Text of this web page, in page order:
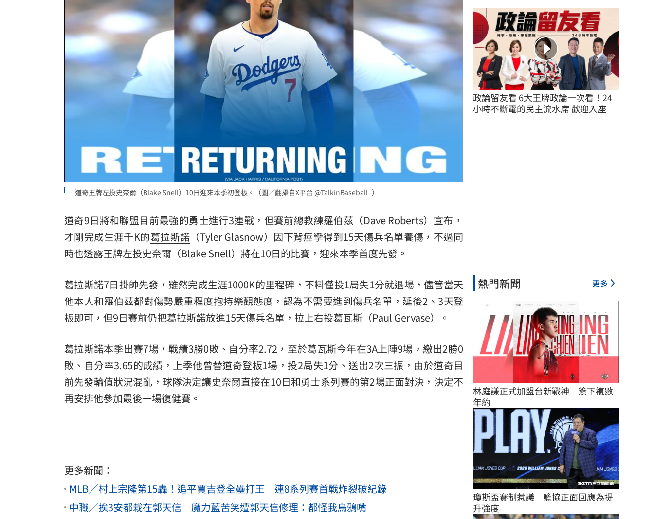
LIVE三立+24小時直播 15:27
三立iNEWS新聞台線上直播 18:00
理想混蛋號召粉絲跨海追星吃美食！ 18:15
道奇王牌左投史奈爾（Blake Snell）10日迎來本季初登板。（圖／翻攝自X平台 @TalkinBaseball_）
道奇9日將和聯盟目前最強的勇士進行3連戰，但賽前總教練羅伯茲（Dave Roberts）宣布，
才剛完成生涯千K的葛拉斯諾 （Tyler Glasnow）因下背痙攣得到15天傷兵名單養傷，不過同
時也透露王牌左投史奈爾 （Blake Snell）將在10日的比賽，迎來本季首度先發。
葛拉斯諾7日掛帥先發，雖然完成生涯1000K的里程碑，不料僅投1局失1分就退場，儘管當天
他本人和羅伯茲都對傷勢嚴重程度抱持樂觀態度，認為不需要進到傷兵名單，延後2、3天登
板即可，但9日賽前仍把葛拉斯諾放進15天傷兵名單，拉上右投葛瓦斯（Paul Gervase）。
葛拉斯諾本季出賽7場，戰績3勝0敗、自分率2.72，至於葛瓦斯今年在3A上陣9場，繳出2勝0
敗、自分率3.65的成績，上季他曾替道奇登板1場，投2局失1分、送出2次三振，由於道奇目
前先發輪值狀況混亂，球隊決定讓史奈爾直接在10日和勇士系列賽的第2場正面對決，決定不
再安排他參加最後一場復健賽。
更多新聞：
MLB／村上宗隆第15轟！追平賈吉登全壘打王 連8系列賽首戰炸裂破紀錄
中職／挨3安都栽在郭天信 魔力藍苦笑遭郭天信修理：都怪我烏鴉嘴
政論留友看 6大王牌政論一次看！24
小時不斷電的民主流水席 歡迎入座
熱門新聞 更多
林庭謙正式加盟台新戰神　簽下複數
年約
瓊斯盃賽制惹議　籃協正面回應為提
升強度